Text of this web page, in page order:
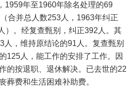
1959年至1960年除名处理的69
合并总人数253人，1963年纠正
）。经复查甄别，纠正392人。其
人，维持原结论的91人。复查甄别
125人，能工作的安排了工作。因
的按退职、退休解决。已去世的22
葬费和生活困难补助费。